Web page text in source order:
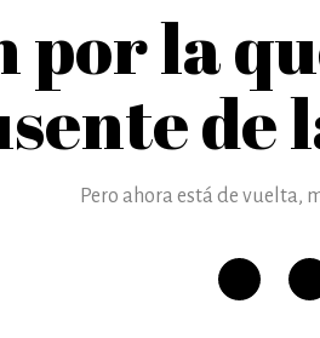
por la
de
Pero ahora está de vuelta,